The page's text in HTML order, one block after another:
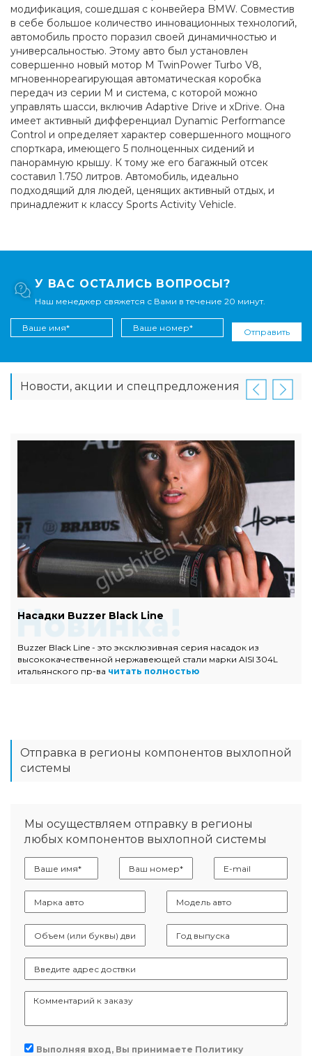
модификация, сошедшая с конвейера BMW. Совместив
в себе большое количество инновационных технологий,
автомобиль просто поразил своей динамичностью и
универсальностью. Этому авто был установлен
совершенно новый мотор M TwinPower Turbo V8,
мгновеннореагирующая автоматическая коробка
передач из серии М и система, с которой можно
управлять шасси, включив Adaptive Drive и xDrive. Она
имеет активный дифференциал Dynamic Performance
Control и определяет характер совершенного мощного
спорткара, имеющего 5 полноценных сидений и
панорамную крышу. К тому же его багажный отсек
составил 1.750 литров. Автомобиль, идеально
подходящий для людей, ценящих активный отдых, и
принадлежит к классу Sports Activity Vehicle.
У ВАС ОСТАЛИСЬ ВОПРОСЫ?
Наш менеджер свяжется с Вами в течение 20 минут.
Отправить
Новости, акции и спецпредложения
Насадки Buzzer Black Line
Buzzer Black Line - это эксклюзивная серия насадок из
высококачественной нержавеющей стали марки AISI 304L
итальянского пр-ва читать полностью
Отправка в регионы компонентов выхлопной
системы
Мы осуществляем отправку в регионы
любых компонентов выхлопной системы
Выполняя вход, Вы принимаете Политику